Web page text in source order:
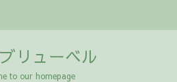
リューベル
to our homepage